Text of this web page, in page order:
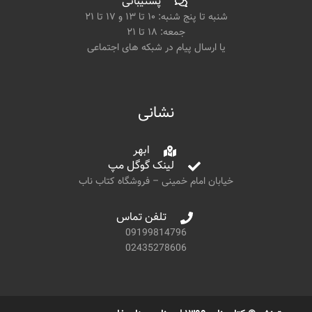
شنبه تا پنج شنبه: ۱۰ تا ۱۳ و ۱۷ تا ۲۱
جمعه: ۱۸ تا ۲۱
یا ارسال پیام در شبکه های اجتماعی
نشانی
ابهر
لینک گوگل مپ
خیابان امام خمینی – فروشگاه کتاب ناب
تلفن تماس
09199814796
02435278606